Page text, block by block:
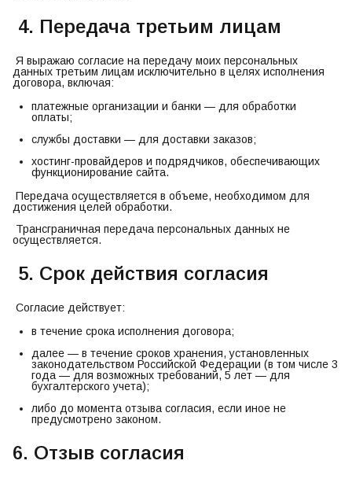
4. Передача третьим лицам
Я выражаю согласие на передачу моих персональных
данных третьим лицам исключительно в целях исполнения
договора, включая:
платежные организации и банки — для обработки
оплаты;
службы доставки — для доставки заказов;
хостинг-провайдеров и подрядчиков, обеспечивающих
функционирование сайта.
Передача осуществляется в объеме, необходимом для
достижения целей обработки.
Трансграничная передача персональных данных не
осуществляется.
5. Срок действия согласия
Согласие действует:
в течение срока исполнения договора;
далее — в течение сроков хранения, установленных
законодательством Российской Федерации (в том числе 3
года — для возможных требований, 5 лет — для
бухгалтерского учета);
либо до момента отзыва согласия, если иное не
предусмотрено законом.
6. Отзыв согласия